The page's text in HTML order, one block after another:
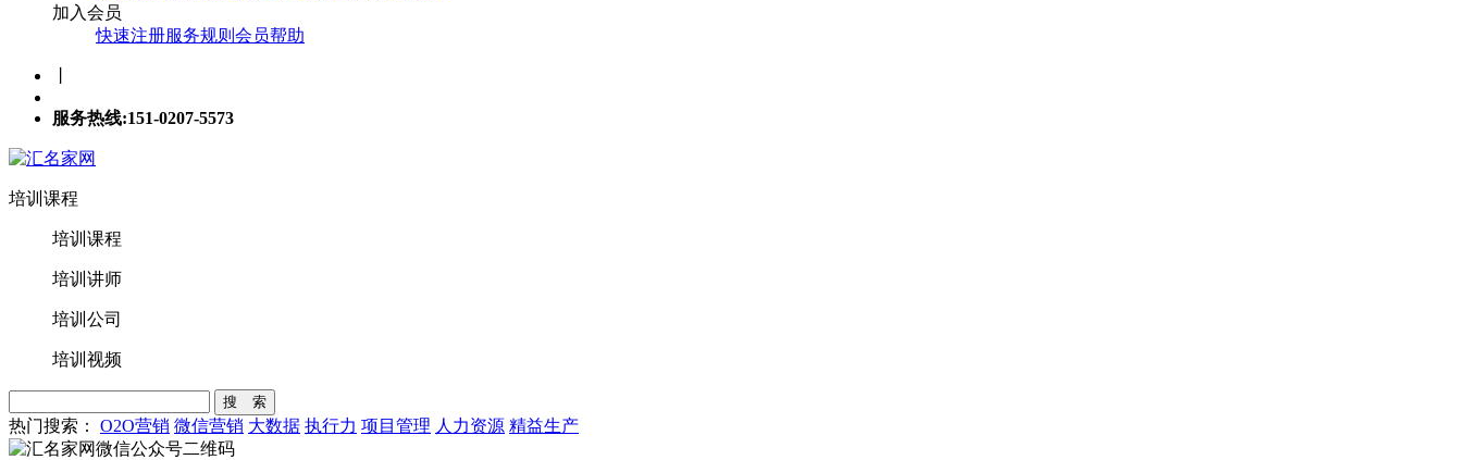
加入会员
快速注册服务规则 会员帮助
服务热线:151-0207-5573
培训课程
培训课程
培训讲师
培训公司
培训视频
搜 索
热门搜索： O2O营销 微信营销 大数据 执行力 项目管理 人力资源 精益生产